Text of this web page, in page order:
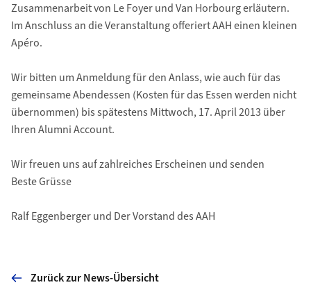
Zusammenarbeit von Le Foyer und Van Horbourg erläutern.
Im Anschluss an die Veranstaltung offeriert AAH einen kleinen
Apéro.
Wir bitten um Anmeldung für den Anlass, wie auch für das
gemeinsame Abendessen (Kosten für das Essen werden nicht
übernommen) bis spätestens Mittwoch, 17. April 2013 über
Ihren Alumni Account.
Wir freuen uns auf zahlreiches Erscheinen und senden
Beste Grüsse
Ralf Eggenberger und Der Vorstand des AAH
Zurück zur News-Übersicht